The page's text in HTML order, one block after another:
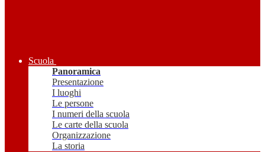
Scuola
Panoramica
Presentazione
I luoghi
Le persone
I numeri della scuola
Le carte della scuola
Organizzazione
La storia